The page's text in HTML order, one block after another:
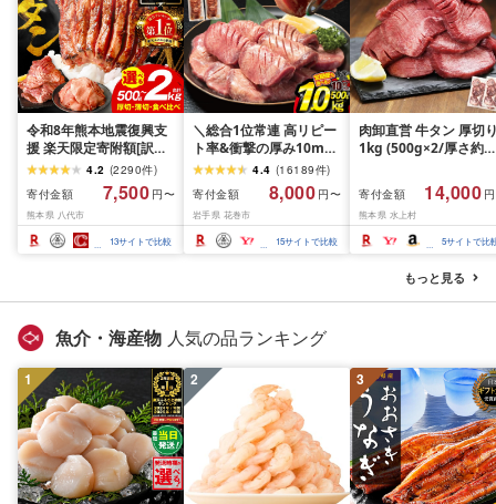
令和8年熊本地震復興支
援 楽天限定寄附額[訳あ
り]牛タン 500g〜2kg 肉
牛肉 訳あり 牛タン 冷凍
小分け 厚切り 薄切り 食
べ比べ 500g 1kg 1.5kg
2kg 牛 人気 ビーフ 牛た
ん ふるさと納税 ランキ
4.2 (2290件)
寄付金額
7,500 円〜
熊本県 八代市
13サイトで比較
＼総合1位常連 高リピー
ト率&衝撃の厚み10mm
厚切り牛タン 塩味/ ≪ス
ピード発送!!10営業日以
内発送≫ 選べる内容量
500g / 1kg 定期便 毎月
届く 牛肉 肉 BBQ ふるさ
と 人気 ランキング 岩手
4.4 (16189件)
寄付金額
8,000 円〜
岩手県 花巻市
15サイトで比較
肉卸直営 牛タン 厚切
1kg (500g×2/厚さ約
牛肉 焼肉 冷凍 スライ
業務用 バーベキュー
BBQ おつまみ ギフト
祝い お中元 夏ギフト
寄付金額 14,000
熊本県 水上村
5サイトで比
もっと見る
魚介・海産物 人気の品ランキング
1 2 3